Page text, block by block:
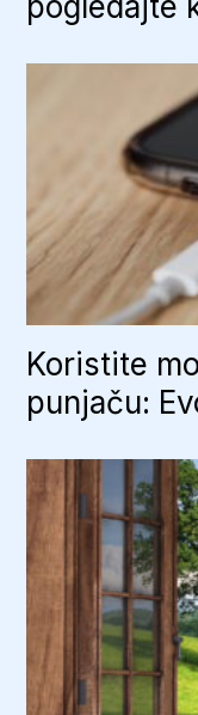
Koristite
punjaču: